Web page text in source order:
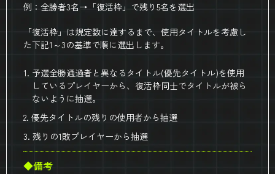
例：全勝者3名→「復活枠」で残り5名を選出
「復活枠」は規定数に達するまで、使用タイトルを考慮し
た下記1～3の基準で順に選出します。
1. 予選全勝通過者と異なるタイトル(優先タイトル)を使用
しているプレイヤーから、復活枠同士でタイトルが被ら
ないように抽選。
2. 優先タイトルの残りの使用者から抽選
3. 残りの1敗プレイヤーから抽選
◆備考